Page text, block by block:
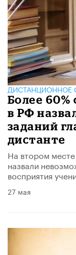
ДИСТАНЦИОННОЕ
Более
в РФ
заданий
дистанте
На втором
назвали
восприятия
27 мая